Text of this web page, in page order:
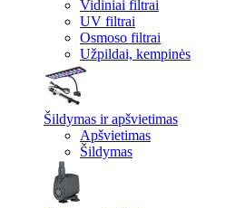
Vidiniai filtrai
UV filtrai
Osmoso filtrai
Užpildai, kempinės
Šildymas ir apšvietimas
Apšvietimas
Šildymas